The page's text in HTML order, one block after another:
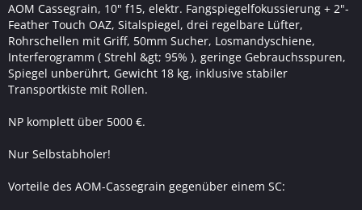
AOM Cassegrain, 10" f15, elektr. Fangspiegelfokussierung + 2"-
Feather Touch OAZ, Sitalspiegel, drei regelbare Lüfter,
Rohrschellen mit Griff, 50mm Sucher, Losmandyschiene,
Interferogramm ( Strehl &gt; 95% ), geringe Gebrauchsspuren,
Spiegel unberührt, Gewicht 18 kg, inklusive stabiler
Transportkiste mit Rollen.
NP komplett über 5000 €.
Nur Selbstabholer!
Vorteile des AOM-Cassegrain gegenüber einem SC: